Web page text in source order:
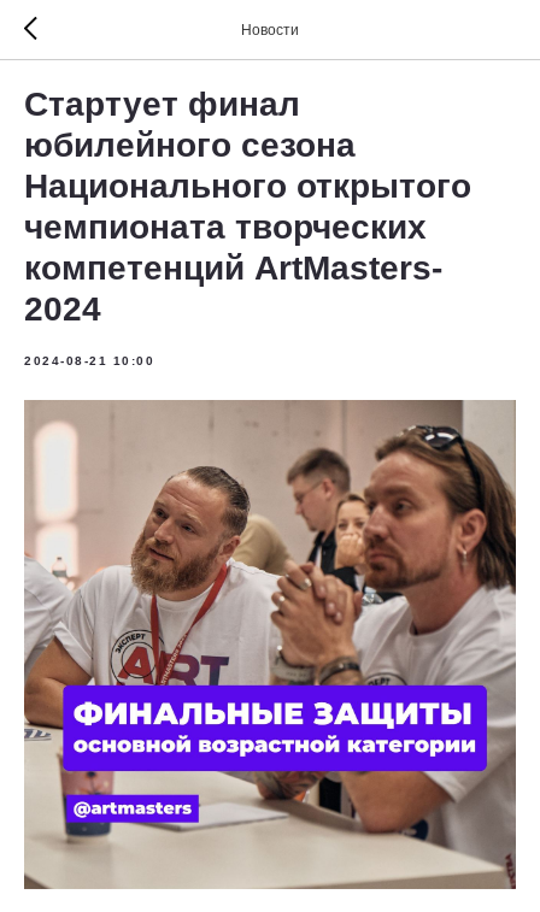
Новости
Стартует финал
юбилейного сезона
Национального открытого
чемпионата творческих
компетенций ArtMasters-
2024
2024-08-21 10:00